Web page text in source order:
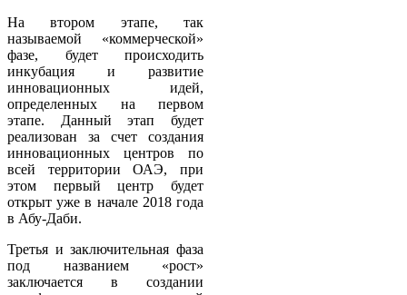
На втором этапе, так
называемой «коммерческой»
фазе, будет происходить
инкубация и развитие
инновационных идей,
определенных на первом
этапе. Данный этап будет
реализован за счет создания
инновационных центров по
всей территории ОАЭ, при
этом первый центр будет
открыт уже в начале 2018 года
в Абу-Даби.
Третья и заключительная фаза
под названием «рост»
заключается в создании